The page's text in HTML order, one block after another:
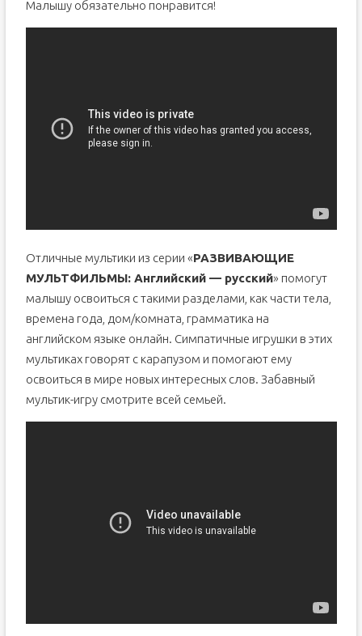
Малышу обязательно понравится!
Отличные мультики из серии «РАЗВИВАЮЩИЕ
МУЛЬТФИЛЬМЫ: Английский — русский» помогут
малышу освоиться с такими разделами, как части тела,
времена года, дом/комната, грамматика на
английском языке онлайн. Симпатичные игрушки в этих
мультиках говорят с карапузом и помогают ему
освоиться в мире новых интересных слов. Забавный
мультик-игру смотрите всей семьей.